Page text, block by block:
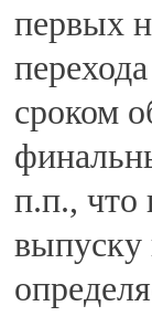
первых
сроком
п.п., что
выпуску